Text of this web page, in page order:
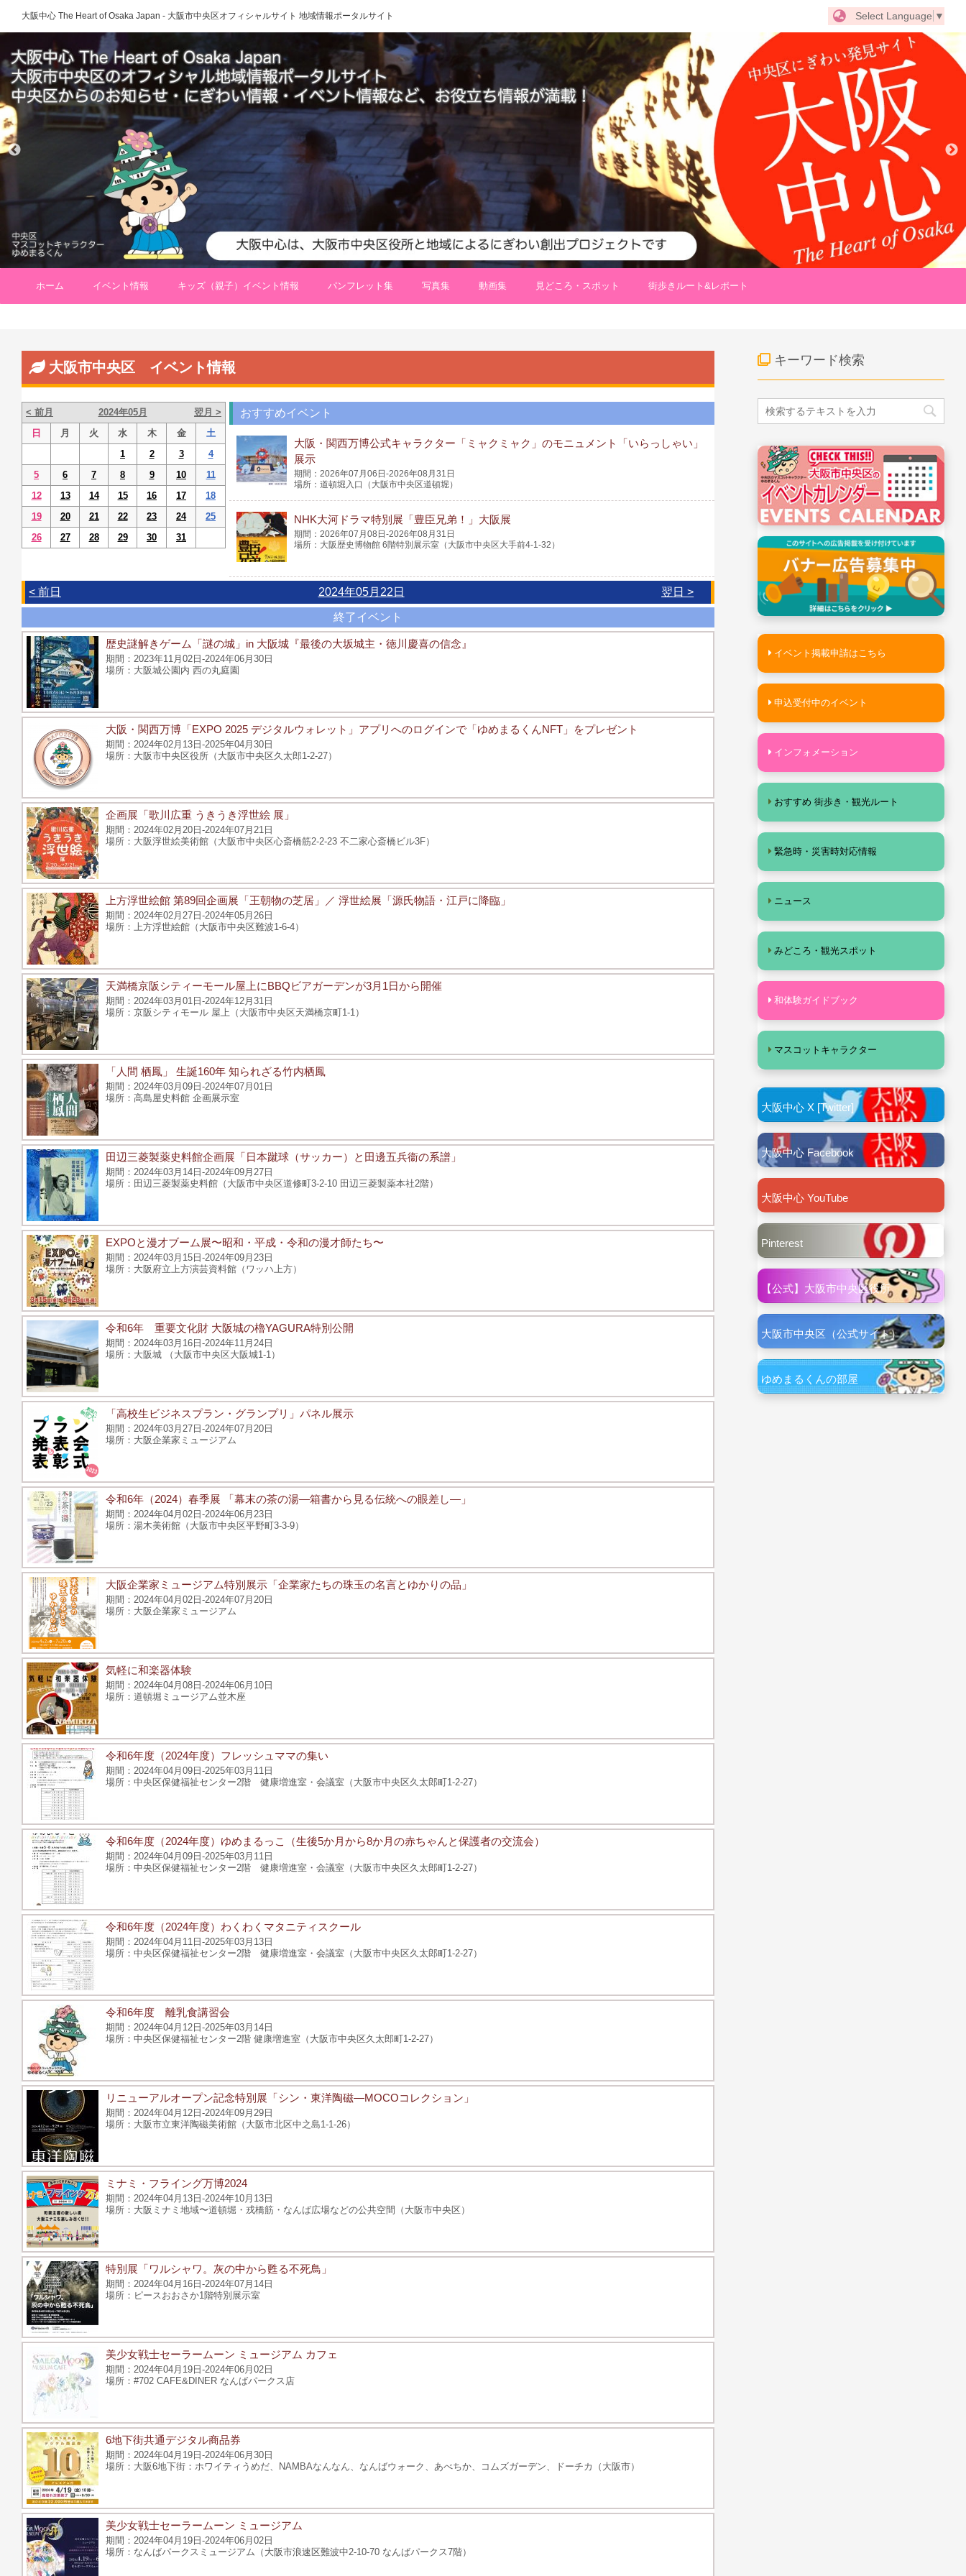
大阪中心 The Heart of Osaka Japan - 大阪市中央区オフィシャルサイト 地域情報ポータルサイト Select Language ▼
ホーム イベント情報 キッズ（親子）イベント情報 パンフレット集 写真集 動画集 見どころ・スポット 街歩きルート&レポート
大阪市中央区 イベント情報
< 前月 2024年05月
翌月 >
日
月 火 水 木 金
土
1
2 3
4
5
6 7 8 9 10
11
12
13 14 15 16 17
18
19
20 21 22 23 24
25
26
27 28 29 30 31
おすすめイベント
大阪・関西万博公式キャラクター「ミャクミャク」のモニュメント「いらっしゃい」
展示
2026年07月06日-2026年08月31日
道頓堀入口（大阪市中央区道頓堀）
NHK大河ドラマ特別展「豊臣兄弟！」大阪展
2026年07月08日-2026年08月31日
大阪歴史博物館 6階特別展示室（大阪市中央区大手前4-1-32）
< 前日 2024年05月22日 翌日 >
終了イベント
歴史謎解きゲーム「謎の城」in 大阪城『最後の大坂城主・徳川慶喜の信念』
2023年11月02日-2024年06月30日
大阪城公園内 西の丸庭園
大阪・関西万博「EXPO 2025 デジタルウォレット」アプリへのログインで「ゆめまるくんNFT」をプレゼント
2024年02月13日-2025年04月30日
大阪市中央区役所（大阪市中央区久太郎1-2-27）
企画展「歌川広重 うきうき浮世絵 展」
2024年02月20日-2024年07月21日
大阪浮世絵美術館（大阪市中央区心斎橋筋2-2-23 不二家心斎橋ビル3F）
上方浮世絵館 第89回企画展「王朝物の芝居」／ 浮世絵展「源氏物語・江戸に降臨」
2024年02月27日-2024年05月26日
上方浮世絵館（大阪市中央区難波1-6-4）
天満橋京阪シティーモール屋上にBBQビアガーデンが3月1日から開催
2024年03月01日-2024年12月31日
京阪シティモール 屋上（大阪市中央区天満橋京町1-1）
「人間 栖鳳」 生誕160年 知られざる竹内栖鳳
2024年03月09日-2024年07月01日
高島屋史料館 企画展示室
田辺三菱製薬史料館企画展「日本蹴球（サッカー）と田邊五兵衞の系譜」
2024年03月14日-2024年09月27日
田辺三菱製薬史料館（大阪市中央区道修町3-2-10 田辺三菱製薬本社2階）
EXPOと漫才ブーム展〜昭和・平成・令和の漫才師たち〜
2024年03月15日-2024年09月23日
大阪府立上方演芸資料館（ワッハ上方）
令和6年 重要文化財 大阪城の櫓YAGURA特別公開
2024年03月16日-2024年11月24日
大阪城 （大阪市中央区大阪城1-1）
「高校生ビジネスプラン・グランプリ」パネル展示
2024年03月27日-2024年07月20日
大阪企業家ミュージアム
令和6年（2024）春季展 「幕末の茶の湯―箱書から見る伝統への眼差し―」
2024年04月02日-2024年06月23日
湯木美術館（大阪市中央区平野町3-3-9）
大阪企業家ミュージアム特別展示「企業家たちの珠玉の名言とゆかりの品」
2024年04月02日-2024年07月20日
大阪企業家ミュージアム
気軽に和楽器体験
2024年04月08日-2024年06月10日
道頓堀ミュージアム並木座
令和6年度（2024年度）フレッシュママの集い
2024年04月09日-2025年03月11日
中央区保健福祉センター2階 健康増進室・会議室（大阪市中央区久太郎町1-2-27）
令和6年度（2024年度）ゆめまるっこ（生後5か月から8か月の赤ちゃんと保護者の交流会）
2024年04月09日-2025年03月11日
中央区保健福祉センター2階 健康増進室・会議室（大阪市中央区久太郎町1-2-27）
令和6年度（2024年度）わくわくマタニティスクール
2024年04月11日-2025年03月13日
中央区保健福祉センター2階 健康増進室・会議室（大阪市中央区久太郎町1-2-27）
令和6年度 離乳食講習会
2024年04月12日-2025年03月14日
中央区保健福祉センター2階 健康増進室（大阪市中央区久太郎町1-2-27）
リニューアルオープン記念特別展「シン・東洋陶磁―MOCOコレクション」
2024年04月12日-2024年09月29日
大阪市立東洋陶磁美術館（大阪市北区中之島1-1-26）
ミナミ・フライング万博2024
2024年04月13日-2024年10月13日
⼤阪ミナミ地域〜道頓堀・戎橋筋・なんば広場などの公共空間（大阪市中央区）
特別展「ワルシャワ。灰の中から甦る不死鳥」
2024年04月16日-2024年07月14日
ピースおおさか1階特別展示室
美少女戦士セーラームーン ミュージアム カフェ
2024年04月19日-2024年06月02日
#702 CAFE&DINER なんばパークス店
6地下街共通デジタル商品券
2024年04月19日-2024年06月30日
大阪6地下街：ホワイティうめだ、NAMBAなんなん、なんばウォーク、あべちか、コムズガーデン、ドーチカ（大阪市）
美少女戦士セーラームーン ミュージアム
2024年04月19日-2024年06月02日
なんばパークスミュージアム（大阪市浪速区難波中2-10-70 なんばパークス7階）
キーワード検索
イベント掲載申請はこちら
申込受付中のイベント
インフォメーション
おすすめ 街歩き・観光ルート
緊急時・災害時対応情報
ニュース
みどころ・観光スポット
和体験ガイドブック
マスコットキャラクター
大阪中心 X [Twitter]
大阪中心 Facebook
大阪中心 YouTube
Pinterest
【公式】大阪市中央区役所
大阪市中央区（公式サイト）
ゆめまるくんの部屋